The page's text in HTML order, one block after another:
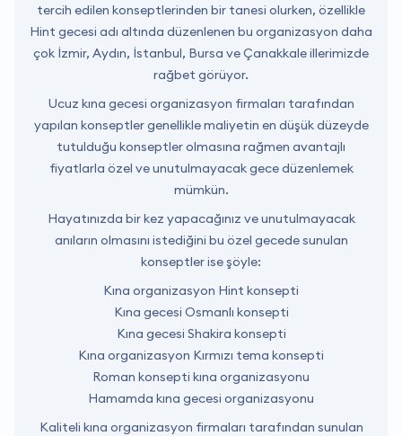
tercih edilen konseptlerinden bir tanesi olurken, özellikle
Hint gecesi adı altında düzenlenen bu organizasyon daha
çok İzmir, Aydın, İstanbul, Bursa ve Çanakkale illerimizde
rağbet görüyor.
Ucuz kına gecesi organizasyon firmaları tarafından
yapılan konseptler genellikle maliyetin en düşük düzeyde
tutulduğu konseptler olmasına rağmen avantajlı
fiyatlarla özel ve unutulmayacak gece düzenlemek
mümkün.
Hayatınızda bir kez yapacağınız ve unutulmayacak
anıların olmasını istediğini bu özel gecede sunulan
konseptler ise şöyle:
Kına organizasyon Hint konsepti
Kına gecesi Osmanlı konsepti
Kına gecesi Shakira konsepti
Kına organizasyon Kırmızı tema konsepti
Roman konsepti kına organizasyonu
Hamamda kına gecesi organizasyonu
Kaliteli kına organizasyon firmaları tarafından sunulan